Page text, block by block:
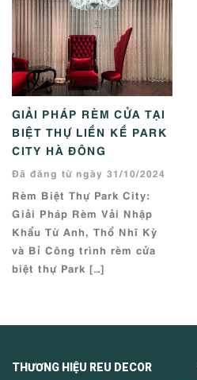
GIẢI PHÁP RÈM CỬA TẠI
BIỆT THỰ LIỀN KỀ PARK
CITY HÀ ĐÔNG
Đã đăng từ ngày 31/10/2024
Rèm Biệt Thự Park City:
Giải Pháp Rèm Vải Nhập
Khẩu Từ Anh, Thổ Nhĩ Kỳ
và Bỉ Công trình rèm cửa
biệt thự Park […]
THƯƠNG HIỆU REU DECOR